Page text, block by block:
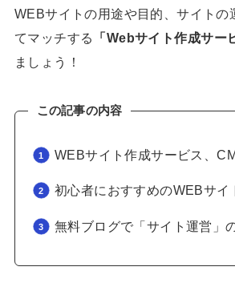
WEBサイトの用途や目的、サイトの
てマッチする
「Webサイト作成サー
ましょう！
この記事の内容
WEBサイト作成サービス、
初心者におすすめのWEBサイ
無料ブログで「サイト運営」